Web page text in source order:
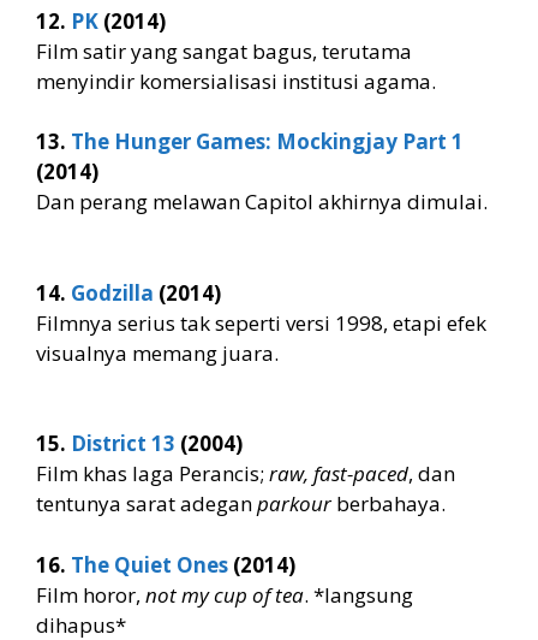
12. PK (2014)
Film satir yang sangat bagus, terutama
menyindir komersialisasi institusi agama.
13. The Hunger Games: Mockingjay Part 1
(2014)
Dan perang melawan Capitol akhirnya dimulai.
14. Godzilla (2014)
Filmnya serius tak seperti versi 1998, etapi efek
visualnya memang juara.
15. District 13 (2004)
Film khas laga Perancis; raw, fast-paced, dan
tentunya sarat adeganparkourberbahaya.
16. The Quiet Ones (2014)
Film horor, not my cup of tea. *langsung
dihapus*